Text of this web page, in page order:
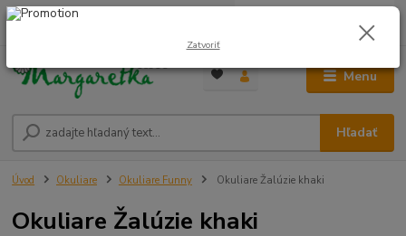
Menu
Hľadať
0948 236 042
0,00 €
Úvod Okuliare Okuliare Funny Okuliare Žalúzie khaki
Okuliare Žalúzie khaki
Zatvoriť